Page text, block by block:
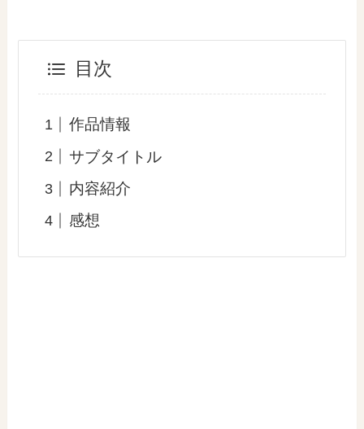
目次
作品情報
サブタイトル
内容紹介
感想